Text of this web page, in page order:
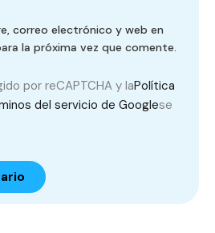
correo electrónico y web en
la próxima vez que comente.
por reCAPTCHA y laPolítica
del servicio de Googlese